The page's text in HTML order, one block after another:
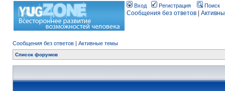
Вход Регистрация Поиск
Сообщения без ответов
Сообщения без ответов | Активные темы
Список форумов